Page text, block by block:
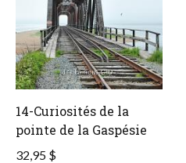
14-Curiosités de la
pointe de la Gaspésie
32,95 $